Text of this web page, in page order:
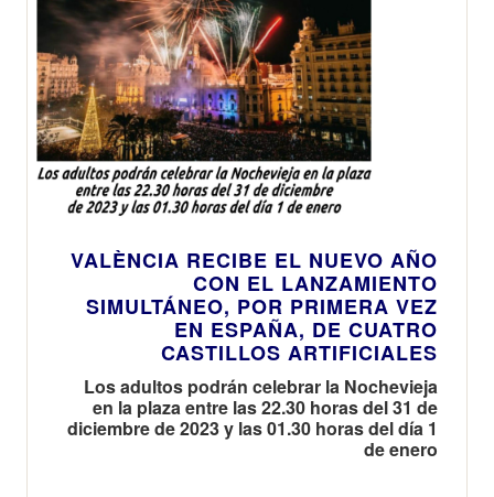
VALÈNCIA RECIBE EL NUEVO AÑO
CON EL LANZAMIENTO
SIMULTÁNEO, POR PRIMERA VEZ
EN ESPAÑA, DE CUATRO
CASTILLOS ARTIFICIALES
Los adultos podrán celebrar la Nochevieja
en la plaza entre las 22.30 horas del 31 de
diciembre de 2023 y las 01.30 horas del día 1
de enero